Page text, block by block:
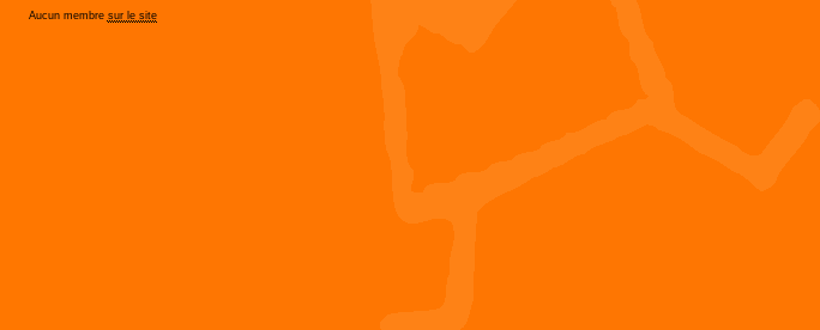
Aucun membre sur le site